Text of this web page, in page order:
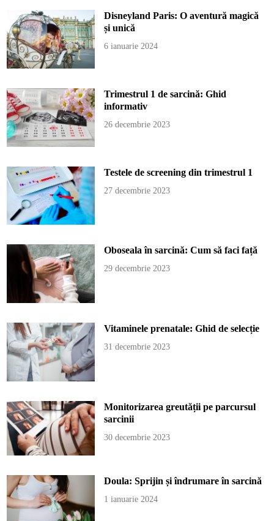
Disneyland Paris: O aventură magică
și unică
6 ianuarie 2024
Trimestrul 1 de sarcină: Ghid
informativ
26 decembrie 2023
Testele de screening din trimestrul 1
27 decembrie 2023
Oboseala în sarcină: Cum să faci față
29 decembrie 2023
Vitaminele prenatale: Ghid de selecție
31 decembrie 2023
Monitorizarea greutății pe parcursul
sarcinii
30 decembrie 2023
Doula: Sprijin și îndrumare în sarcină
1 ianuarie 2024